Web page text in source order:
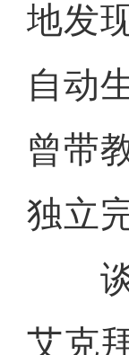
地发
自动
曾带
独立
谈
艾克